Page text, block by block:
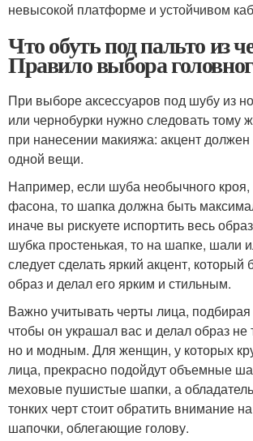
невысокой платформе и устойчивом
Что обуть под пальто из
Правило выбора
При выборе аксессуаров под шубу из
или чернобурки нужно следовать тому
при нанесении макияжа: акцент должен
одной вещи.
Например, если шуба необычного кроя,
фасона, то шапка должна быть
иначе вы рискуете испортить весь
шубка простенькая, то на шапке, шали
следует сделать яркий акцент,
образ и делал его ярким и стильным.
Важно учитывать черты лица, подбирая
чтобы он украшал вас и делал образ не
но и модным. Для женщин, у которых
лица, прекрасно подойдут объемные
меховые пушистые шапки, а
тонких черт стоит обратить внимание
шапочки, облегающие голову.